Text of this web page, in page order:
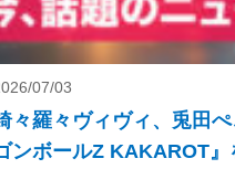
07/03
々羅々ヴィヴィ、兎田ぺ
ンボールZ KAKAROT』